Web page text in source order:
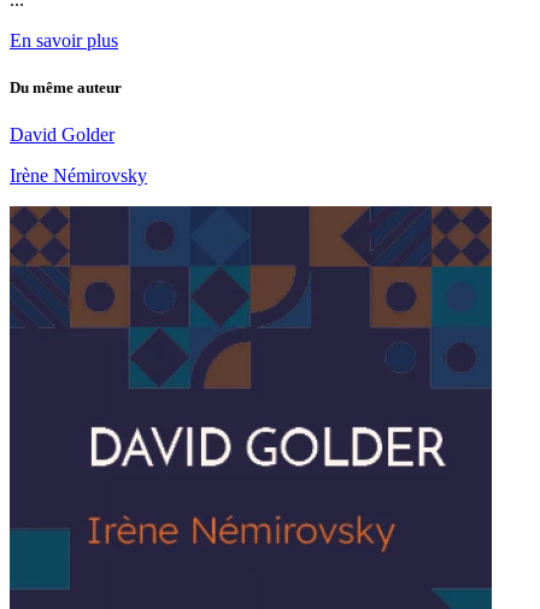
En savoir plus
Du même auteur
David Golder
Irène Némirovsky